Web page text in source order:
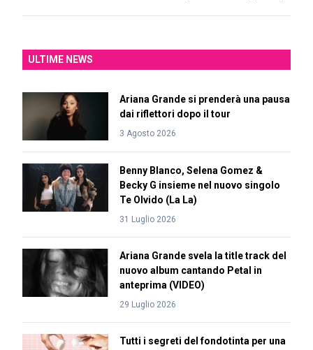
ULTIME NEWS
Ariana Grande si prenderà una pausa
dai riflettori dopo il tour
3 Agosto 2026
Benny Blanco, Selena Gomez &
Becky G insieme nel nuovo singolo
Te Olvido (La La)
31 Luglio 2026
Ariana Grande svela la title track del
nuovo album cantando Petal in
anteprima (VIDEO)
29 Luglio 2026
Tutti i segreti del fondotinta per una